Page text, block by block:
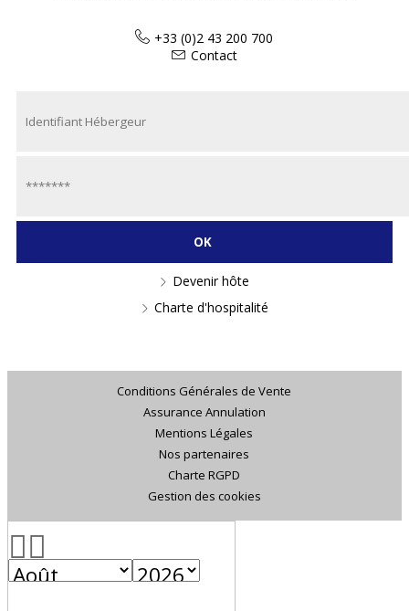
+33 (0)2 43 200 700
Contact
Devenir hôte
Charte d'hospitalité
Conditions Générales de Vente
Assurance Annulation
Mentions Légales
Nos partenaires
Charte RGPD
Gestion des cookies